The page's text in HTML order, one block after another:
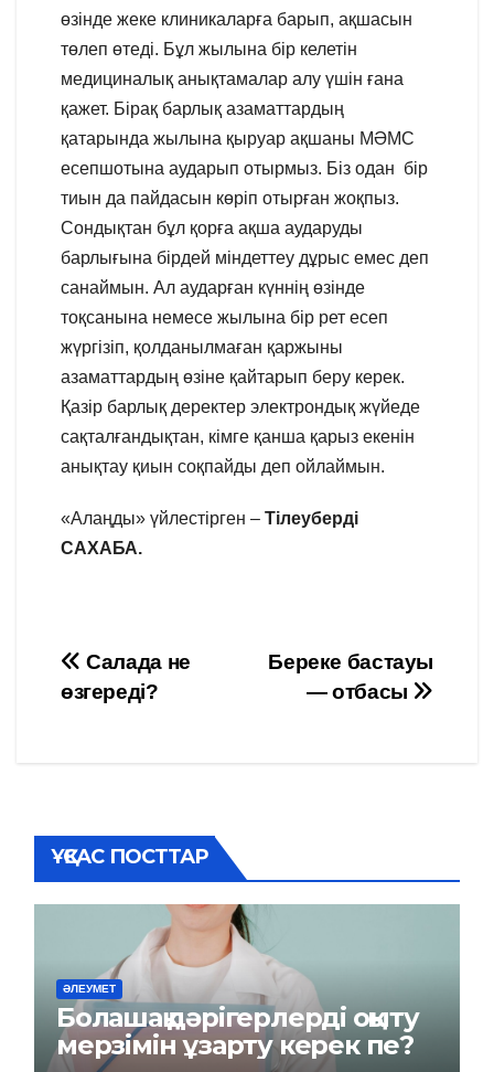
өзінде жеке клиникаларға барып, ақшасын
төлеп өтеді. Бұл жылына бір келетін
медициналық анықтамалар алу үшін ғана
қажет. Бірақ барлық азаматтардың
қатарында жылына қыруар ақшаны МӘМС
есепшотына аударып отырмыз. Біз одан бір
тиын да пайдасын көріп отырған жоқпыз.
Сондықтан бұл қорға ақша аударуды
барлығына бірдей міндеттеу дұрыс емес деп
санаймын. Ал аударған күннің өзінде
тоқсанына немесе жылына бір рет есеп
жүргізіп, қолданылмаған қаржыны
азаматтардың өзіне қайтарып беру керек.
Қазір барлық деректер электрондық жүйеде
сақталғандықтан, кімге қанша қарыз екенін
анықтау қиын соқпайды деп ойлаймын.
«Алаңды» үйлестірген – Тілеуберді
САХАБА.
Навигация
Береке бастауы
— отбасы
Салада не
өзгереді?
ҰҚСАС ПОСТТАР
ӘЛЕУМЕТ
Болашақ дәрігерлерді оқыту
мерзімін ұзарту керек пе?